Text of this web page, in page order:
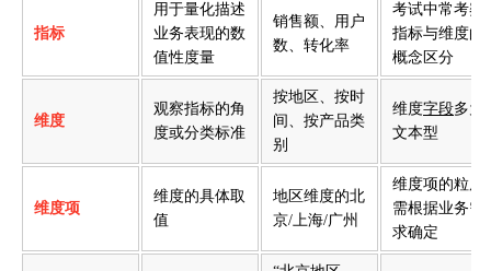
指标
用于量化描述
业务表现的数
值性度量
销售额、用户
数、转化率
考试中常考察
指标与维度的
概念区分
维度
观察指标的角
度或分类标准
按地区、按时
间、按产品类
别
维度字段多为
文本型
维度项
维度的具体取
值
地区维度的北
京/上海/广州
维度项的粒度
需根据业务需
求确定